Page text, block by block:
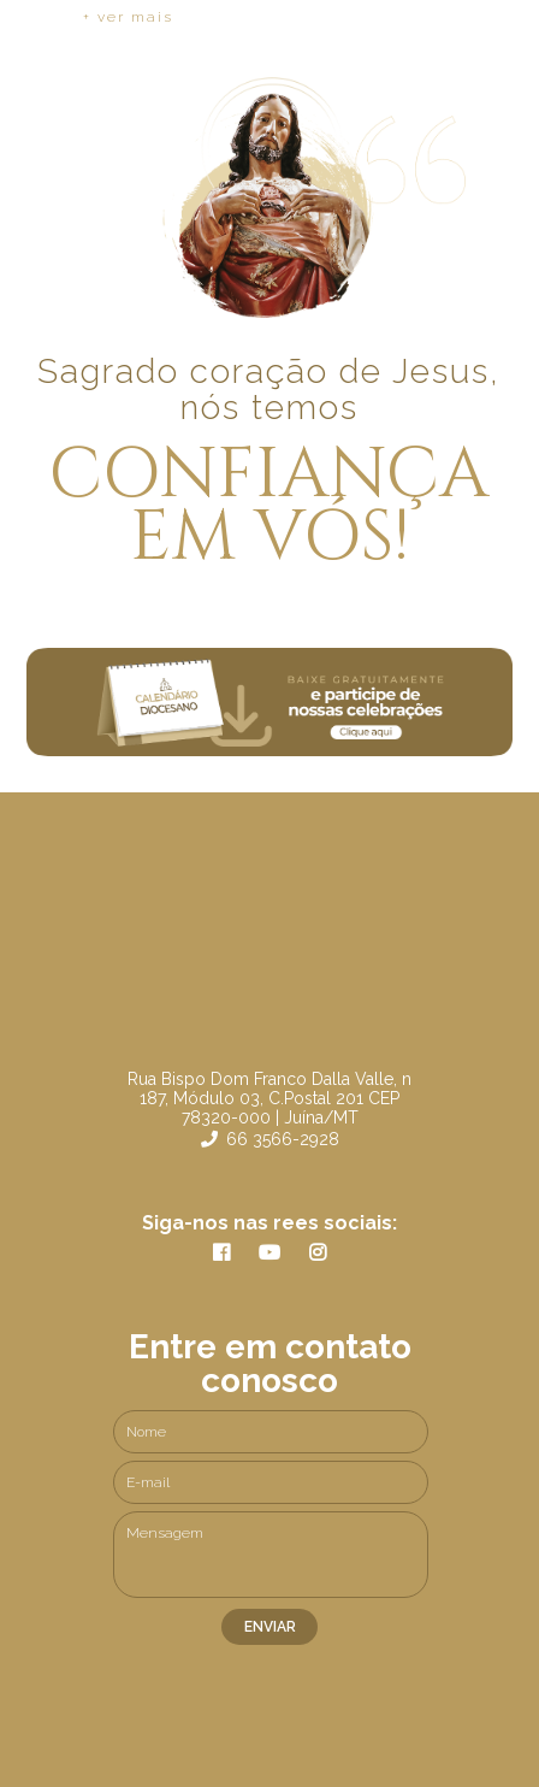
+ ver mais
Sagrado coração de Jesus,
nós temos
CONFIANÇA
EM VÓS!
Rua Bispo Dom Franco Dalla Valle, n
187, Módulo 03, C.Postal 201 CEP
78320-000 | Juína/MT
66 3566-2928
Siga-nos nas rees sociais:
Entre em contato
conosco